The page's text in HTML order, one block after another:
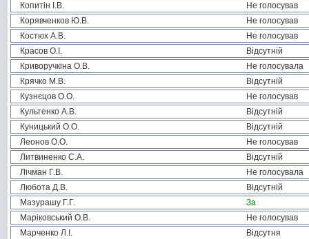
Копитін І.В.
Не голосував
Корявченков Ю.В.
Не голосував
Костюх А.В.
Не голосував
Красов О.І.
Відсутній
Криворучкіна О.В.
Не голосувала
Крячко М.В.
Відсутній
Кузнєцов О.О.
Не голосував
Культенко А.В.
Відсутній
Куницький О.О.
Відсутній
Леонов О.О.
Не голосував
Литвиненко С.А.
Відсутній
Лічман Г.В.
Не голосувала
Любота Д.В.
Відсутній
Мазурашу Г.Г.
За
Маріковський О.В.
Не голосував
Марченко Л.І.
Відсутня